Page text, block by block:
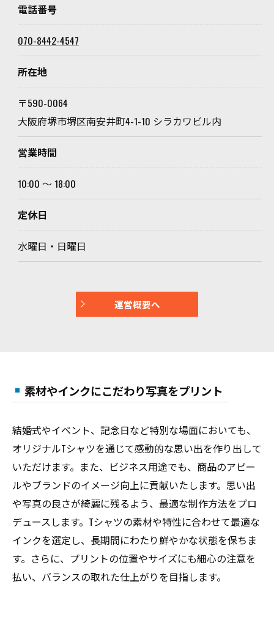
電話番号
070-8442-4547
所在地
〒590-0064
大阪府堺市堺区南安井町4-1-10 シラカワビル内
営業時間
10:00 ～ 18:00
定休日
水曜日・日曜日
運営概要へ
素材やインクにこだわり写真をプリント
結婚式やイベント、記念日など特別な場面においても、
オリジナルTシャツを通じて感動的な思い出を作り出して
いただけます。また、ビジネス用途でも、商品のアピー
ルやブランドのイメージ向上に貢献いたします。思い出
や写真の良さが綺麗に残るよう、最適な制作方法をプロ
デュースします。Tシャツの素材や特性に合わせて最適な
インクを選定し、長期間にわたり鮮やかな状態を保ちま
す。さらに、プリントの位置やサイズにも細心の注意を
払い、バランスの取れた仕上がりを目指します。